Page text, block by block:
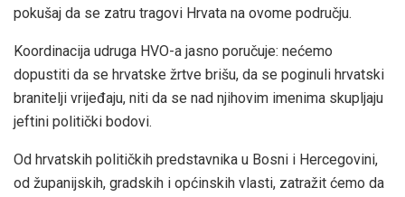
pokušaj da se zatru tragovi Hrvata na ovome području.
Koordinacija udruga HVO-a jasno poručuje: nećemo
dopustiti da se hrvatske žrtve brišu, da se poginuli hrvatski
branitelji vrijeđaju, niti da se nad njihovim imenima skupljaju
jeftini politički bodovi.
Od hrvatskih političkih predstavnika u Bosni i Hercegovini,
od županijskih, gradskih i općinskih vlasti, zatražit ćemo da